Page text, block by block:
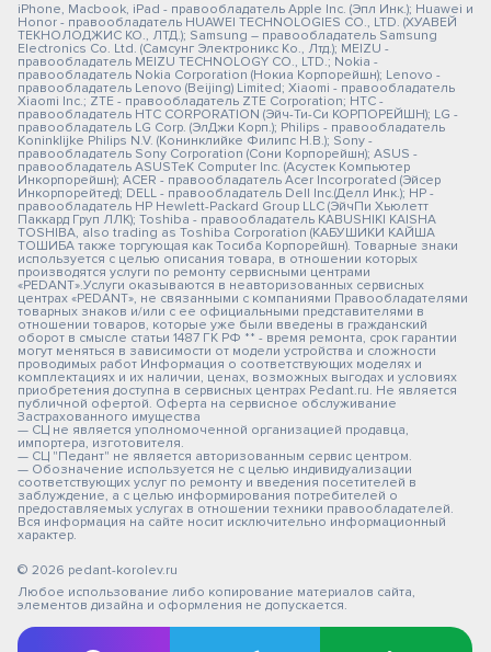
iPhone, Macbook, iPad - правообладатель Apple Inc. (Эпл Инк.); Huawei и
Honor - правообладатель HUAWEI TECHNOLOGIES CO., LTD. (ХУАВЕЙ
ТЕКНОЛОДЖИС КО., ЛТД.); Samsung – правообладатель Samsung
Electronics Co. Ltd. (Самсунг Электроникс Ко., Лтд.); MEIZU -
правообладатель MEIZU TECHNOLOGY CO., LTD.; Nokia -
правообладатель Nokia Corporation (Нокиа Корпорейшн); Lenovo -
правообладатель Lenovo (Beijing) Limited; Xiaomi - правообладатель
Xiaomi Inc.; ZTE - правообладатель ZTE Corporation; HTC -
правообладатель HTC CORPORATION (Эйч-Ти-Си КОРПОРЕЙШН); LG -
правообладатель LG Corp. (ЭлДжи Корп.); Philips - правообладатель
Koninklijke Philips N.V. (Конинклийке Филипс Н.В.); Sony -
правообладатель Sony Corporation (Сони Корпорейшн); ASUS -
правообладатель ASUSTeK Computer Inc. (Асустек Компьютер
Инкорпорейшн); ACER - правообладатель Acer Incorporated (Эйсер
Инкорпорейтед); DELL - правообладатель Dell Inc.(Делл Инк.); HP -
правообладатель HP Hewlett-Packard Group LLC (ЭйчПи Хьюлетт
Паккард Груп ЛЛК); Toshiba - правообладатель KABUSHIKI KAISHA
TOSHIBA, also trading as Toshiba Corporation (КАБУШИКИ КАЙША
ТОШИБА также торгующая как Тосиба Корпорейшн). Товарные знаки
используется с целью описания товара, в отношении которых
производятся услуги по ремонту сервисными центрами
«PEDANT».Услуги оказываются в неавторизованных сервисных
центрах «PEDANT», не связанными с компаниями Правообладателями
товарных знаков и/или с ее официальными представителями в
отношении товаров, которые уже были введены в гражданский
оборот в смысле статьи 1487 ГК РФ ** - время ремонта, срок гарантии
могут меняться в зависимости от модели устройства и сложности
проводимых работ Информация о соответствующих моделях и
комплектациях и их наличии, ценах, возможных выгодах и условиях
приобретения доступна в сервисных центрах Pedant.ru. Не является
публичной офертой. Оферта на сервисное обслуживание
Застрахованного имущества
— СЦ не является уполномоченной организацией продавца,
импортера, изготовителя.
— СЦ "Педант" не является авторизованным сервис центром.
— Обозначение используется не с целью индивидуализации
соответствующих услуг по ремонту и введения посетителей в
заблуждение, а с целью информирования потребителей о
предоставляемых услугах в отношении техники правообладателей.
Вся информация на сайте носит исключительно информационный
характер.
© 2026 pedant-korolev.ru
Любое использование либо копирование материалов сайта,
элементов дизайна и оформления не допускается.